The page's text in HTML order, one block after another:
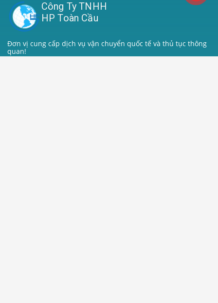
Công Ty TNHH
HP Toàn Cầu
Đơn vị cung cấp dịch vụ vận chuyển quốc tế và thủ tục thông
quan!